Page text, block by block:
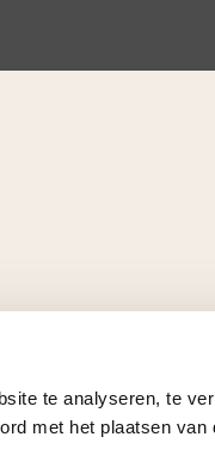
te analyseren, te
met het plaatsen van